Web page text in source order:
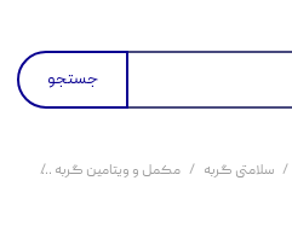
جستجو
سلامتی گربه مکمل و ویتامین گربه